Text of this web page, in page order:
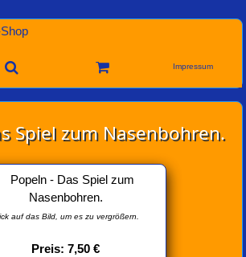
Impressum
Spiel zum Nasenbohren.
auf das Bild, um es zu vergrößern.
Preis: 7,50 €